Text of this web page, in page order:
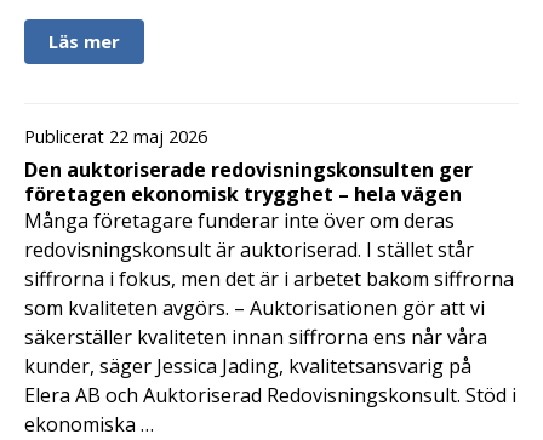
Läs mer
Publicerat 22 maj 2026
Den auktoriserade redovisningskonsulten ger
företagen ekonomisk trygghet – hela vägen
Många företagare funderar inte över om deras
redovisningskonsult är auktoriserad. I stället står
siffrorna i fokus, men det är i arbetet bakom siffrorna
som kvaliteten avgörs. – Auktorisationen gör att vi
säkerställer kvaliteten innan siffrorna ens når våra
kunder, säger Jessica Jading, kvalitetsansvarig på
Elera AB och Auktoriserad Redovisningskonsult. Stöd i
ekonomiska …